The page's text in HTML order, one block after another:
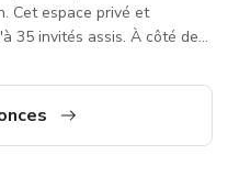
Cet espace privé et
assis. À côté de
pouvez consulter cette
: The Elvis Chapel -